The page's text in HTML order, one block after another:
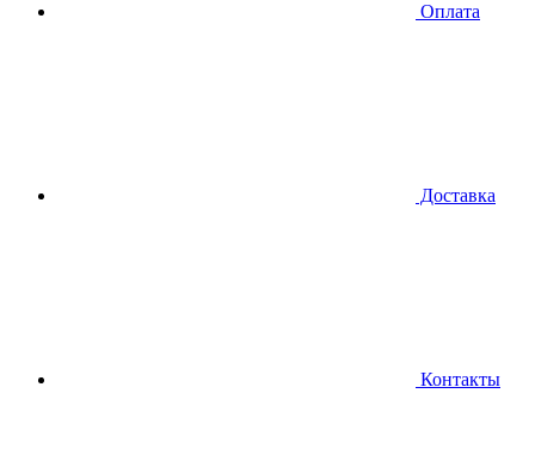
Оплата
Доставка
Контакты